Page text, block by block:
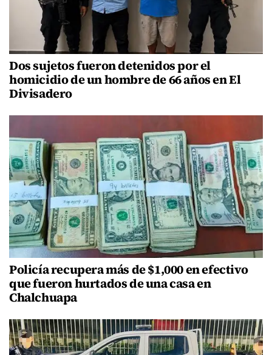
Dos sujetos fueron detenidos por el
homicidio de un hombre de 66 años en El
Divisadero
Policía recupera más de $1,000 en efectivo
que fueron hurtados de una casa en
Chalchuapa